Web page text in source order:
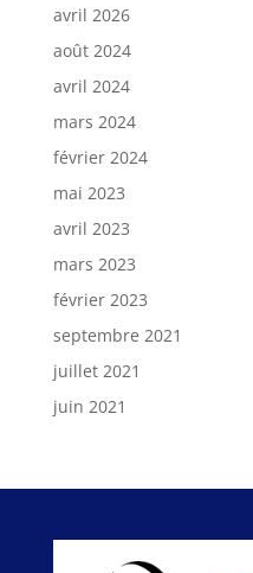
avril 2026
août 2024
avril 2024
mars 2024
février 2024
mai 2023
avril 2023
mars 2023
février 2023
septembre 2021
juillet 2021
juin 2021